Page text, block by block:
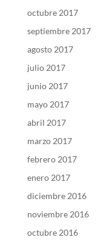
octubre 2017
septiembre 2017
agosto 2017
julio 2017
junio 2017
mayo 2017
abril 2017
marzo 2017
febrero 2017
enero 2017
diciembre 2016
noviembre 2016
octubre 2016